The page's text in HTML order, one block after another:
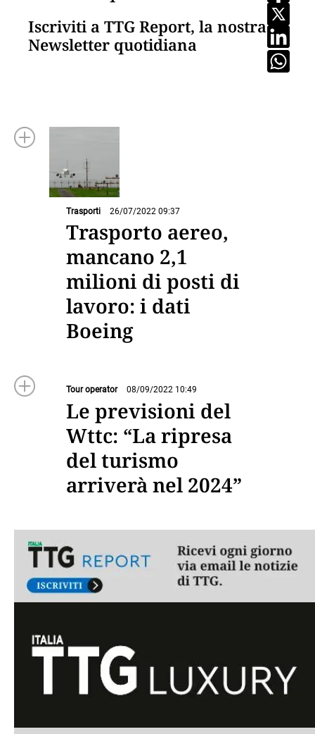
Iscriviti a TTG Report, la nostra
Newsletter quotidiana
Trasporti 26/07/2022 09:37
Trasporto aereo,
mancano 2,1
milioni di posti di
lavoro: i dati
Boeing
Tour operator 08/09/2022 10:49
Le previsioni del
Wttc: “La ripresa
del turismo
arriverà nel 2024”